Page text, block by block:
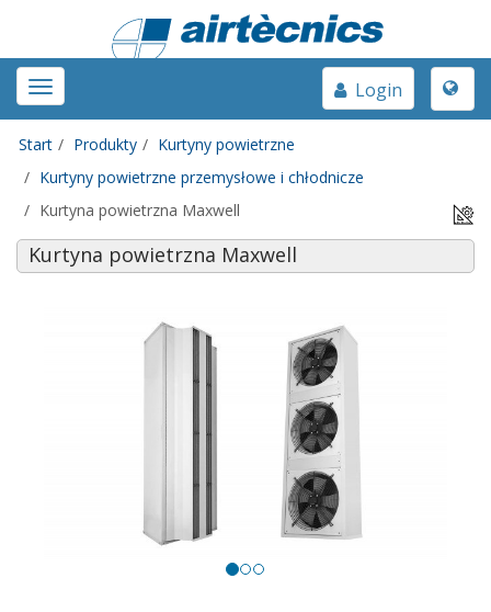
Toggle
navigation
Toggle
Login
Start Produkty
Kurtyny powietrzne
Kurtyny powietrzne przemysłowe i chłodnicze
Kurtyna powietrzna Maxwell
Kurtyna powietrzna Maxwell